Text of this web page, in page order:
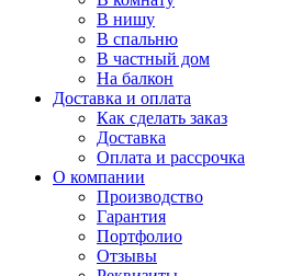
В нишу
В спальню
В частный дом
На балкон
Доставка и оплата
Как сделать заказ
Доставка
Оплата и рассрочка
О компании
Производство
Гарантия
Портфолио
Отзывы